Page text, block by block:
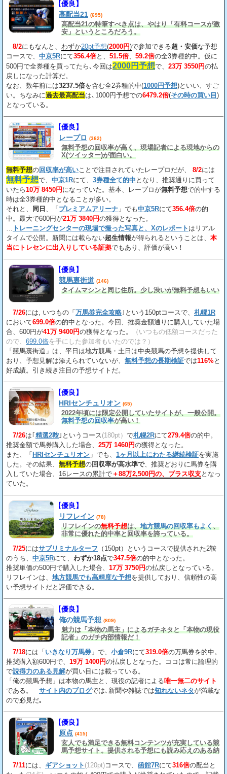
【優良】
高配当21 (695)
高配当21の特筆すべき点は、やはり「有料コースが激
安」というところだろう。
8/2にもなんと、 わずか20pt予想(2000円)で参加できる超・安価な予想
コースで、 中京5Rにて356.4倍と、 51.5倍、 59.2倍の全3券種的中。仮に
500円で全券種を買ってたら､今回は2000円予想で、 23万 3550円の払
戻しになった計算だ。
なお、数年前には3237.5倍を含む全2券種的中(1000円予想)といい、すご
い。ちなみに過去最高配当は､1000円予想での6479.2倍(その時の買い目 )
となっている。
【優良】
レープロ (362)
無料予想の回収率が高く、現場記者による現地からの
X(ツイッター)が面白い。
無料予想の回収率が高いことで注目されていたレープロだが、 8/2には
無料予想で、 中京1Rにて、 3券種全て的中 となり、推奨通りに買って
いたら10万 8450円 になっていた。基本、レープロが無料予想で的中する
時は全3券種的中となることが多い。
それと、
同日 、「 プレミアムアリーナ 」でも中京5Rにて356.4倍の的
中。最大で600円が21万 3840円の獲得となった。
… トレーニングセンターの現場で撮った写真と、Xのレポート はリアル
タイムで公開。新聞には載らない超生情報が得られるということは、 本
当にトレセンに出入りしている証拠でもあり、評価が高い！
【優良】
競馬裏街道 (146)
タイムマシンと同じ住所。少し渋いが無料予想もいい
7/26には, いつもの「 万馬券完全攻略 ｣という150ptコースで、 札幌1R
において699.0倍の的中となった。今回、推奨金額通りに購入していた場
合、600円が41万 9400円の獲得となった。
（いつもの低額コースだった
ので、 699.0倍を手にした参加者もいたのでは？）
「競馬裏街道」は、平日は地方競馬・土日は中央競馬の予想を提供して
おり、予想見解は添えられていないが、 無料予想の長期検証では116%と
好成績。引き続き注目の予想サイトだ。
【優良】
HRIセンチュリオン (65)
2022年頃には限定公開していたサイトが、一般公開。
無料予想の回収率が高い！
7/26は｢ 精選2鞍 ｣というコース(180pt） で札幌2Rにて279.4倍の的中。
推奨金額で馬券購入した場合、 25万 1460円の獲得となった。
また、「 HRIセンチュリオン 」でも、 1ヶ月以上にわたる継続検証を実施
した。その結果、 無料予想の回収率が高水準で、推奨どおりに馬券を購
入していた場合、 16レースの累計で ＋88万2,500円の、プラス収支となっ
ていた。
【優良】
リフレイン (78)
リフレインの無料予想は、地方競馬の回収率もよく、
非常に優れた的中率と回収率を誇っている。
7/25にはサブリミナルターフ （150pt）というコースで提供された2鞍
のうち、 中京5Rにて、 わずか18点で347.5倍の的中となった。
推奨単価の500円で購入した場合、 17万 3750円の払戻しとなっている。
リフレインは、 地方競馬でも高精度な予想を提供しており、信頼性の高
い予想サイトだと評価できる。
【優良】
俺の競馬予想 (809)
魅力は「本物の馬主」によるガチネタと「本物の現役
記者」のガチ内部情報だ！
7/18には「 いきなり万馬券 」で、 小倉9Rにて319.0倍の万馬券を的中。
推奨購入額600円で、 19万 1400円の払戻しとなった。ココは常に論理的
で説得力のある見解が買い目には載っている。
「俺の競馬予想」は本物の馬主と、現役の記者による唯一無二のサイト
である。 サイト内のブログでは､新聞や雑誌では知れないネタが満載な
ので必見だ｡
【優良】
原点 (415)
玄人でも満足できる無料コンテンツが充実している競
馬予想サイト。提供される予想にも読み応えのある納
7/11には、 ギアショット (120pt)コースで、 函館7Rにて316倍の配当と